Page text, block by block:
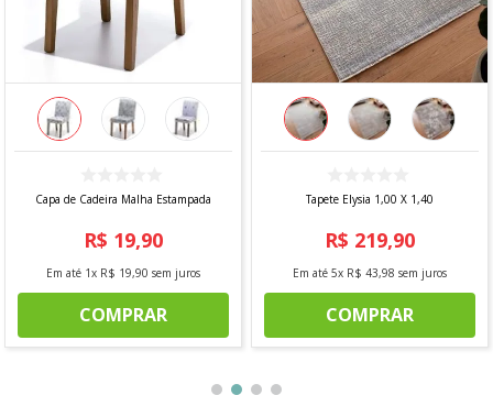
Capa de Cadeira Malha Estampada
R$ 19,90
Em até 1x R$ 19,90 sem juros
COMPRAR
Tapete Elysia 1,00 X 1,40
R$ 219,90
Em até 5x R$ 43,98 sem juros
COMPRAR